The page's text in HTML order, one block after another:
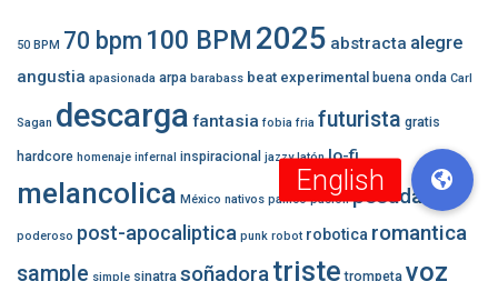
50 BPM 70 bpm 100 BPM 2025 abstracta alegre
angustia apasionada arpa barabass beat experimental buena onda Carl
Sagan descarga fantasia fobia fria futurista gratis
hardcore homenaje infernal inspiracional jazzy latón lo-fi
melancolica México nativos panico pasion pesada
poderoso post-apocaliptica punk robot robotica romantica
sample simple sinatra soñadoratriste trompeta voz